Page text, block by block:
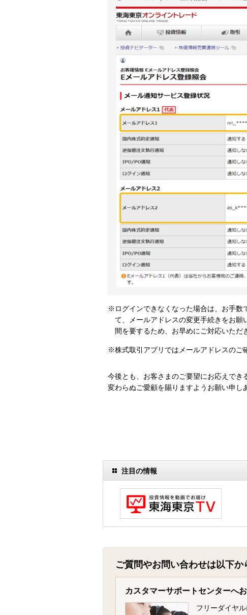
※ログインできなくなった場合は、お手数
て、メールアドレスの変更手続きをお
間を要するため、お早めにご対応いただ
※株式取引アプリではメールアドレスのご
今後とも、お客さまのご要望にお応えでき
変わらぬご愛顧を賜りますようお願い申し
注目の情報
ご質問やお問い合わせは以下か
カスタマーサポートセンターへ
フリーダイヤル